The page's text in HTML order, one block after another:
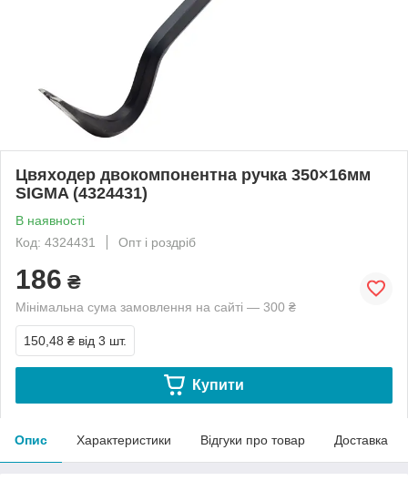
Цвяходер двокомпонентна ручка 350×16мм
SIGMA (4324431)
В наявності
Код: 4324431
Опт і роздріб
186 ₴
Мінімальна сума замовлення на сайті — 300 ₴
150,48 ₴ від 3 шт.
Купити
Опис Характеристики Відгуки про товар Доставка